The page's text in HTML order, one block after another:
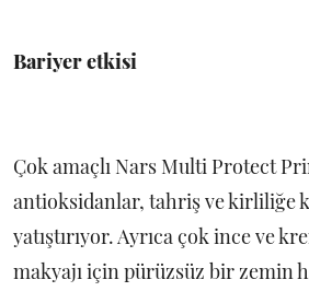
Bariyer etkisi
Çok amaçlı Nars Multi Protect
antioksidanlar, tahriş ve kirliliğe
yatıştırıyor. Ayrıca çok ince ve
makyajı için pürüzsüz bir zemin